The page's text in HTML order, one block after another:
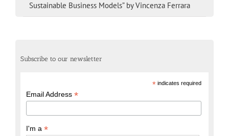
Sustainable Business Models” by Vincenza Ferrara
Subscribe to our newsletter
*indicates required
Email Address*
I'm a*